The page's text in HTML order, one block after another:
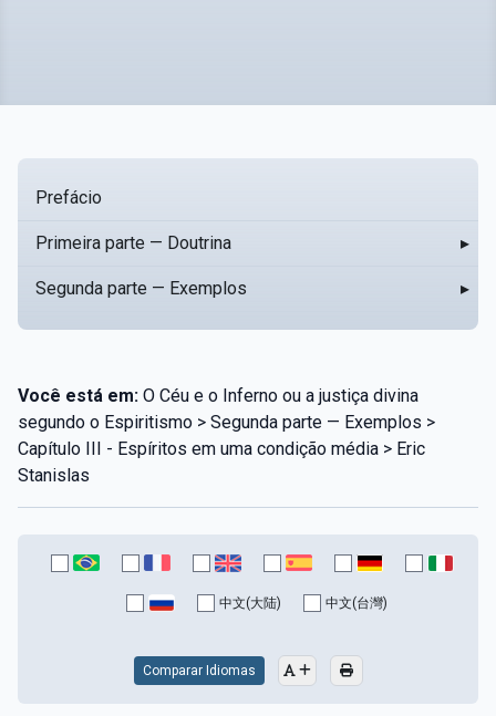
Prefácio
Primeira parte — Doutrina ▸
Segunda parte — Exemplos ▸
Você está em: O Céu e o Inferno ou a justiça divina
segundo o Espiritismo > Segunda parte — Exemplos >
Capítulo III - Espíritos em uma condição média > Eric
Stanislas
中文(大陆) 中文(台灣)
Comparar Idiomas